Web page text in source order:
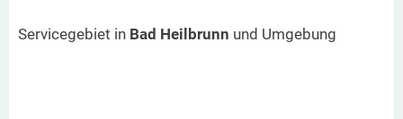
Servicegebiet in Bad Heilbrunn und Umgebung